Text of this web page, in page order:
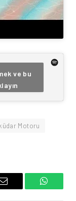
ve bu
Motoru
Email